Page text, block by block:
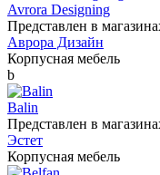
Avrora Designing
Представлен в
Аврора Дизайн
Корпусная мебель
b
Balin
Представлен в
Эстет
Корпусная мебель